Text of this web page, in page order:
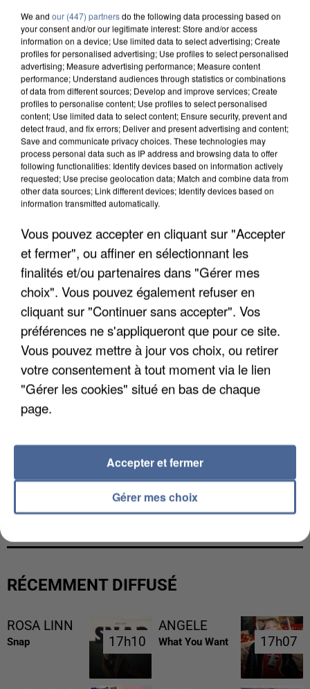
UN SECOND CADRE DE LA DZ MAFIA
INTERPELLÉ EN ALGÉRIE
UNE TOURISTE DE L’OISE EMPORTÉE PAR UNE
COULÉE DE BOUE EN HAUTE-SAVOIE
RÉCEMMENT DIFFUSÉ
ROSA LINN
Snap 17h10
17h10
ANGELE
What You Want 17h07
17h07
We and our (447) partnersdo the following data processing based on
your consent and/or our legitimate interest: Store and/or access
information on a device; Use limited data to select advertising; Create
profiles for personalised advertising; Use profiles to select personalised
advertising; Measure advertising performance; Measure content
performance; Understand audiences through statistics or combinations
of data from different sources; Develop and improve services; Create
profiles to personalise content; Use profiles to select personalised
content; Use limited data to select content; Ensure security, prevent and
detect fraud, and fix errors; Deliver and present advertising and content;
Save and communicate privacy choices. These technologies may
process personal data such as IP address and browsing data to offer
following functionalities: Identify devices based on information actively
requested; Use precise geolocation data; Match and combine data from
other data sources; Link different devices; Identify devices based on
information transmitted automatically.
Vous pouvez accepter en cliquant sur "Accepter
et fermer", ou affiner en sélectionnant les
finalités et/ou partenaires dans "Gérer mes
choix". Vous pouvez également refuser en
cliquant sur "Continuer sans accepter". Vos
préférences ne s'appliqueront que pour ce site.
Vous pouvez mettre à jour vos choix, ou retirer
votre consentement à tout moment via le lien
"Gérer les cookies" situé en bas de chaque
page.
Gérer mes choix
Accepter et fermer